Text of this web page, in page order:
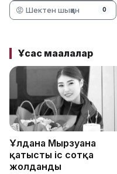
😡 Шектен шыққан 0
Ұқсас мақалалар
Ұлдана Мырзуанға
қатысты іс сотқа
жолданды